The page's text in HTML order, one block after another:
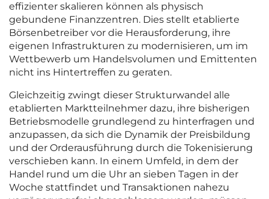
effizienter skalieren können als physisch
gebundene Finanzzentren. Dies stellt etablierte
Börsenbetreiber vor die Herausforderung, ihre
eigenen Infrastrukturen zu modernisieren, um im
Wettbewerb um Handelsvolumen und Emittenten
nicht ins Hintertreffen zu geraten.
Gleichzeitig zwingt dieser Strukturwandel alle
etablierten Marktteilnehmer dazu, ihre bisherigen
Betriebsmodelle grundlegend zu hinterfragen und
anzupassen, da sich die Dynamik der Preisbildung
und der Orderausführung durch die Tokenisierung
verschieben kann. In einem Umfeld, in dem der
Handel rund um die Uhr an sieben Tagen in der
Woche stattfindet und Transaktionen nahezu